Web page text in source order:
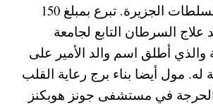
130 مليون دولار لسلطات الجزيرة. تبرع بمبلغ 150
علاج السرطان التابع لجامعة
والذي أطلق اسم والد الأمير على
له. مول أيضا بناء برج رعاية القلب
الحرجة في مستشفى جونز هوبكنز